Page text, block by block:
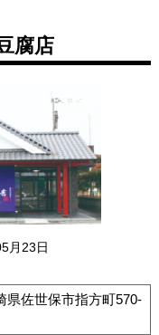
腐店
月23日
県佐世保市指方町570-